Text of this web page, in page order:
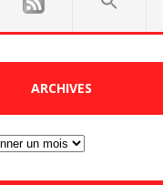
ARCHIVES